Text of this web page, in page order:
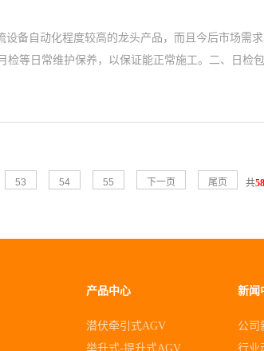
备自动化程度较高的龙头产品，而且今后市场需
等日常维护保养，以保证能正常施工。二、日检
53 54 55 下一页 尾页 共58
产品中心
潜伏牵引式AGV
举升式-提升式AGV
新闻
公司
行业